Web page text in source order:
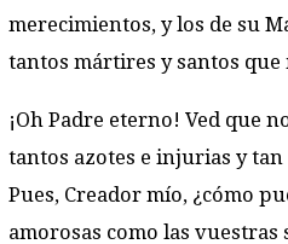
merecimientos, y los de su
tantos mártires y santos
¡Oh Padre eterno! Ved que
tantos azotes e injurias y
Pues, Creador mío, ¿cómo
amorosas como las